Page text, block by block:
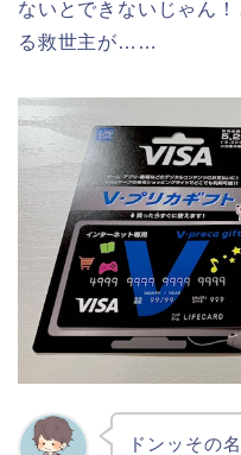
ないとできないじゃん
る救世主が……
ドンッその